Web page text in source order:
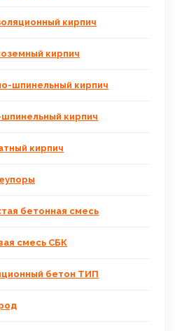
кирпич
кирпич
шпинельный кирпич
кирпич
кирпич
бетонная смесь
смесь СБК
бетон ТИП